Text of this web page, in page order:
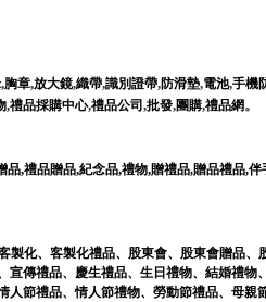
,胸章,放大鏡,織帶,識別證帶,防滑墊,電池,手機
,禮品採購中心,禮品公司 ,批發,團購,禮品網。
品,禮品贈品,紀念品,禮物,贈禮品,贈品禮品,伴
製化、 客製化禮品、 股東會、 股東會贈品、
宣傳禮品、 慶生禮品、 生日禮物、 結婚禮物
人節禮品、情人節禮物、 勞動節禮品、 母親